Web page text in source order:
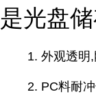
是光盘
1. 外观透明
2. PC料耐